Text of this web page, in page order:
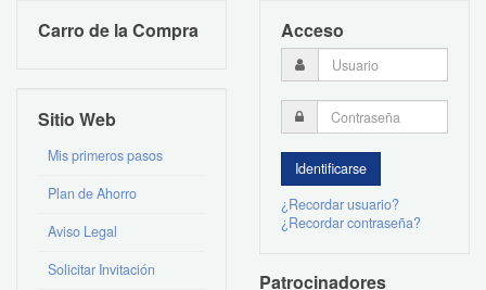
Carro de la Compra
Sitio Web
Mis primeros pasos
Plan de Ahorro
Aviso Legal
Solicitar Invitación
Acceso
¿Recordar usuario?
¿Recordar contraseña?
Patrocinadores